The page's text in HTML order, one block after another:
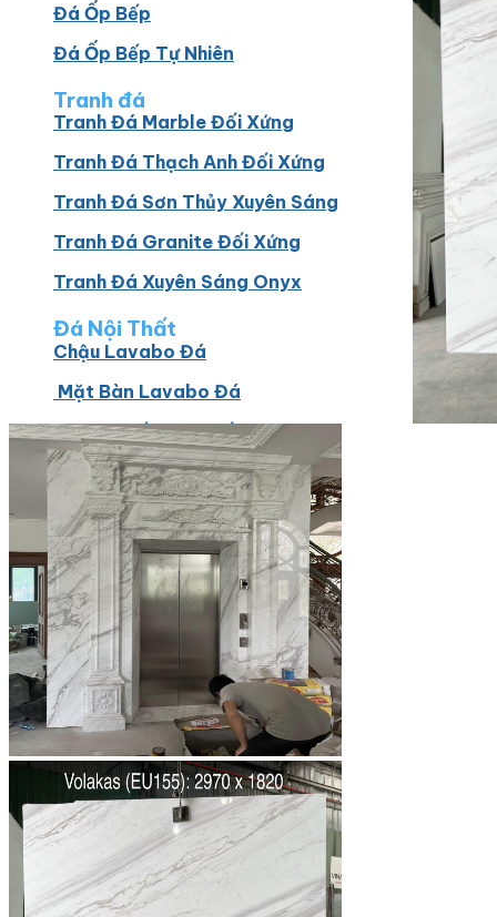
Đá Ốp Bếp
Đá Ốp Bếp Tự Nhiên
Tranh đá
Tranh Đá Marble Đối Xứng
Tranh Đá Thạch Anh Đối Xứng
Tranh Đá Sơn Thủy Xuyên Sáng
Tranh Đá Granite Đối Xứng
Tranh Đá Xuyên Sáng Onyx
Đá Nội Thất
Chậu Lavabo Đá
Mặt Bàn Lavabo Đá
Đá Bàn Bếp Cao Cấp
Đá Ốp Bếp Tự Nhiên
Các Loại Đá Khác
Kính Màu Ốp Bếp
Mặt Hàng nhập khẩu Container
Vách Tivi ỐP Đá Cao Cấp
Đá Mosaic
Đá Limestone
Hoa Văn Đá
Đá Ốp Mặt Tiền
Đá Quartz Alpilus
Đá Alpilus Brazil